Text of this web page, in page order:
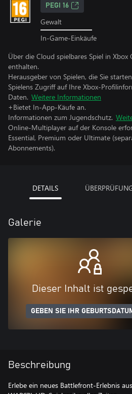
PEGI 16
Gewalt
In-Game-Einkäufe
Über die Cloud spielbares Spiel in Xbox
enthalten.
Herausgeber von Spielen, die Sie
Spielens Zugriff auf Ihre Xbox-
Daten. Weitere Informationen
+Bietet In-App-Käufe an.
Informationen zum Jugendschutz.
Online-Multiplayer auf der Konsole
Essential, Premium oder Ultimate
Abonnements).
DETAILS
Galerie
Dieser Inhalt ist
GEBEN SIE IHR
Beschreibung
Erlebe ein neues Battlefront-Erlebnis